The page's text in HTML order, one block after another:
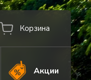
Корзина
Акции